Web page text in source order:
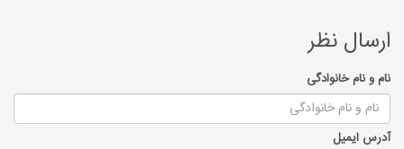
ارسال نظر
نام و نام خانوادگی
آدرس ایمیل